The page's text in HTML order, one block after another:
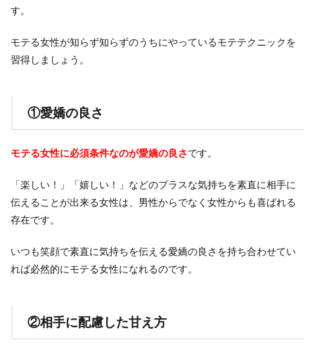
す。
モテる女性が知らず知らずのうちにやっているモテテクニックを
習得しましょう。
①愛嬌の良さ
モテる女性に必須条件なのが愛嬌の良さです。
「楽しい！」「嬉しい！」などのプラスな気持ちを素直に相手に
伝えることが出来る女性は、男性からでなく女性からも喜ばれる
存在です。
いつも笑顔で素直に気持ちを伝える愛嬌の良さを持ち合わせてい
れば必然的にモテる女性になれるのです。
②相手に配慮した甘え方